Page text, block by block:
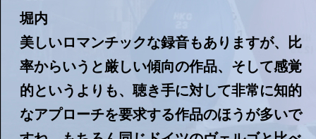
堀内
美しいロマンチックな録音もありますが、比
率からいうと厳しい傾向の作品、そして感覚
的というよりも、聴き手に対して非常に知的
なアプローチを要求する作品のほうが多いで